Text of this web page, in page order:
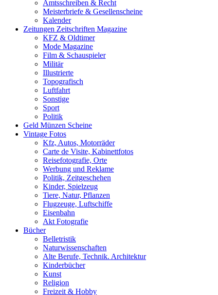
Amtsschreiben & Recht
Meisterbriefe & Gesellenscheine
Kalender
Zeitungen Zeitschriften Magazine
KFZ & Oldtimer
Mode Magazine
Film & Schauspieler
Militär
Illustrierte
Topografisch
Luftfahrt
Sonstige
Sport
Politik
Geld Münzen Scheine
Vintage Fotos
Kfz, Autos, Motorräder
Carte de Visite, Kabinettfotos
Reisefotografie, Orte
Werbung und Reklame
Politik, Zeitgeschehen
Kinder, Spielzeug
Tiere, Natur, Pflanzen
Flugzeuge, Luftschiffe
Eisenbahn
Akt Fotografie
Bücher
Belletristik
Naturwissenschaften
Alte Berufe, Technik. Architektur
Kinderbücher
Kunst
Religion
Freizeit & Hobby